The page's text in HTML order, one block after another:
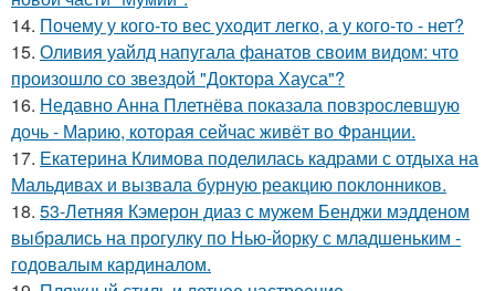
14. Почему у кого-то вес уходит легко, а у кого-то - нет?
15. Оливия уайлд напугала фанатов своим видом: что
произошло со звездой "Доктора Хауса"?
16. Недавно Анна Плетнёва показала повзрослевшую
дочь - Марию, которая сейчас живёт во Франции.
17. Екатерина Климова поделилась кадрами с отдыха на
Мальдивах и вызвала бурную реакцию поклонников.
18. 53-Летняя Кэмерон диаз с мужем Бенджи мэдденом
выбрались на прогулку по Нью-йорку с младшеньким -
годовалым кардиналом.